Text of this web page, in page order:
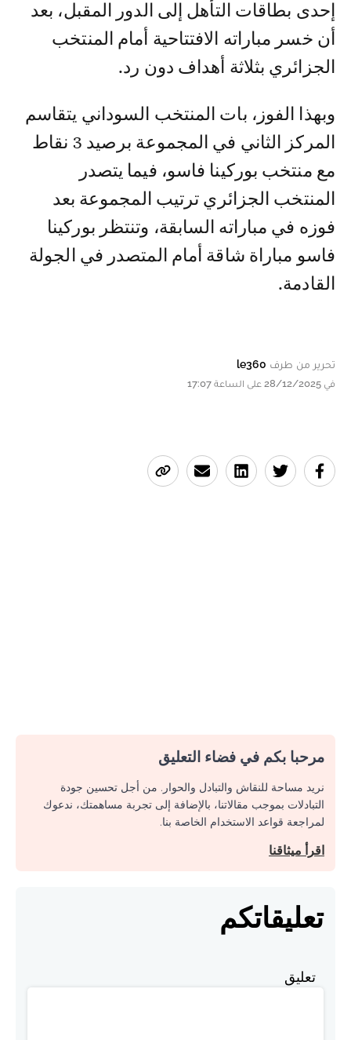
إحدى بطاقات التأهل إلى الدور المقبل، بعد
أن خسر مباراته الافتتاحية أمام المنتخب
الجزائري بثلاثة أهداف دون رد.
وبهذا الفوز، بات المنتخب السوداني يتقاسم
المركز الثاني في المجموعة برصيد 3 نقاط
مع منتخب بوركينا فاسو، فيما يتصدر
المنتخب الجزائري ترتيب المجموعة بعد
فوزه في مباراته السابقة، وتنتظر بوركينا
فاسو مباراة شاقة أمام المتصدر في الجولة
القادمة.
تحرير من طرف le360
في 28/12/2025 على الساعة 17:07
مرحبا بكم في فضاء التعليق
نريد مساحة للنقاش والتبادل والحوار. من أجل تحسين جودة
التبادلات بموجب مقالاتنا، بالإضافة إلى تجربة مساهمتك، ندعوك
لمراجعة قواعد الاستخدام الخاصة بنا.
اقرأ ميثاقنا
تعليقاتكم
تعليق